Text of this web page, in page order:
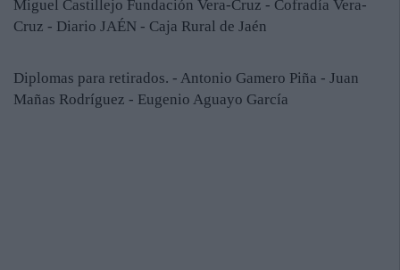
Miguel Castillejo Fundación Vera-Cruz - Cofradía Vera-
Cruz - Diario JAÉN - Caja Rural de Jaén
Diplomas para retirados. - Antonio Gamero Piña - Juan
Mañas Rodríguez - Eugenio Aguayo García